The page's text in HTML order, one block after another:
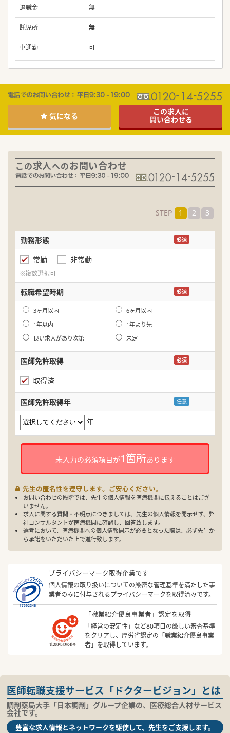
退職金 無
託児所 無
車通勤 可
気になる
この求人に
問い合わせる
この求人へのお問い合わせ
STEP 1 2 3
勤務形態 必須
常勤 非常勤
※複数選択可
転職希望時期 必須
3ヶ月以内
6ヶ月以内
1年以内
1年より先
良い求人があり次第
未定
医師免許取得 必須
取得済
医師免許取得年 任意
年
未入力の必須項目が1箇所あります
先生の匿名性を遵守します。ご安心ください。
お問い合わせの段階では、先生の個人情報を医療機関に伝えることはござ
いません。
求人に関する質問・不明点につきましては、先生の個人情報を開示せず、弊
社コンサルタントが医療機関に確認し、回答致します。
選考において、医療機関への個人情報開示が必要となった際は、必ず先生か
ら承諾をいただいた上で進行致します。
プライバシーマーク取得企業です
個人情報の取り扱いについての厳密な管理基準を満たした事
業者のみに付与されるプライバシーマークを取得済みです。
「職業紹介優良事業者」認定を取得
「経営の安定性」など80項目の厳しい審査基準
をクリアし、厚労省認定の「職業紹介優良事業
者」を取得しています。
医師転職支援サービス「ドクタービジョン」とは
調剤薬局大手「日本調剤」グループ企業の、医療総合人材サービス
会社です。
豊富な求人情報とネットワークを駆使して、先生をご支援します。